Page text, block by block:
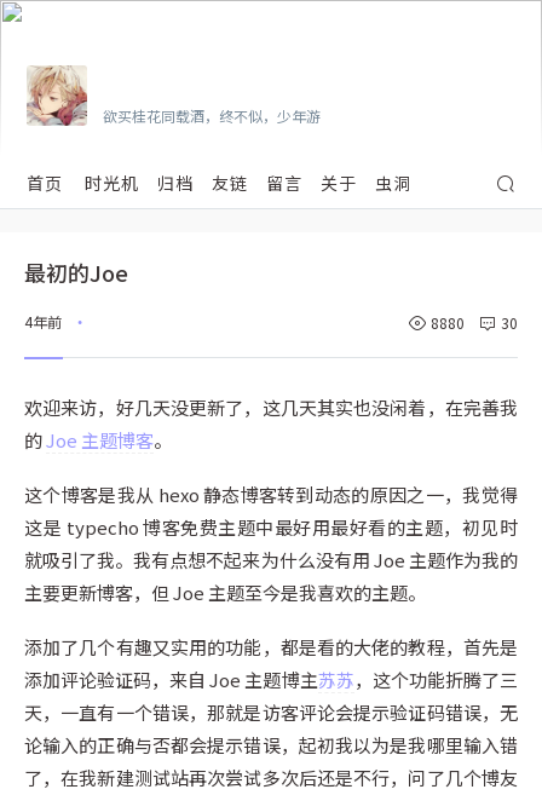
欲买桂花同载酒，终不似，少年游
首页 时光机 归档 友链 留言 关于 虫洞
最初的Joe
4年前 • 8880 30
欢迎来访，好几天没更新了，这几天其实也没闲着，在完善我
的Joe 主题博客。
这个博客是我从 hexo 静态博客转到动态的原因之一，我觉得
这是 typecho 博客免费主题中最好用最好看的主题，初见时
就吸引了我。我有点想不起来为什么没有用 Joe 主题作为我的
主要更新博客，但 Joe 主题至今是我喜欢的主题。
添加了几个有趣又实用的功能，都是看的大佬的教程，首先是
添加评论验证码，来自 Joe 主题博主苏苏，这个功能折腾了三
天，一直有一个错误，那就是访客评论会提示验证码错误，无
论输入的正确与否都会提示错误，起初我以为是我哪里输入错
了，在我新建测试站再次尝试多次后还是不行，问了几个博友